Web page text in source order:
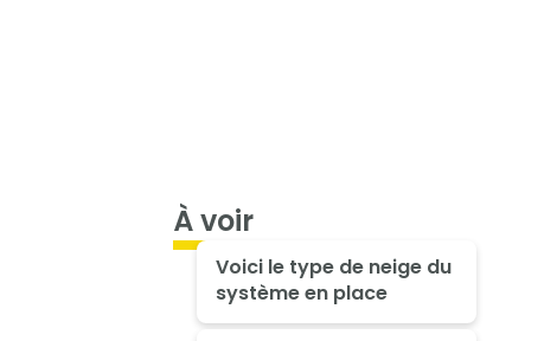
À voir
Voici le type de neige du
système en place